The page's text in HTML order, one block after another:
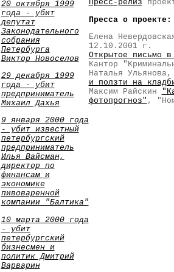
20 октября 1999
года - убит
депутат
Законодательного
собрания
Петербурга
Виктор Новоселов
29 декабря 1999
года - убит
предприниматель
Михаил Дахья
9 января 2000 года
- убит известный
петербургский
предприниматель
Илья Вайсман,
директор по
финансам и
экономике
пивоваренной
компании "Балтика"
10 марта 2000 года
- убит
петербургский
бизнесмен и
политик Дмитрий
Варварин
Пресс-релиз
Пресса о проекте:
Елена
12.10.2001 г.
Открытое письмо
Кантор
Наталья
и ползти на
Максим Райскин
фотопрогноз" ,